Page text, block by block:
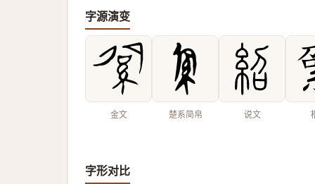
字源演变
金文 楚系简帛 说文
字形对比